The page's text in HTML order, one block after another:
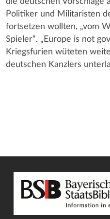
Politiker und Militaristen
fortsetzen wollten, „vom
Spieler“. „Europe is not
Kriegsfurien wüteten
deutschen Kanzlers